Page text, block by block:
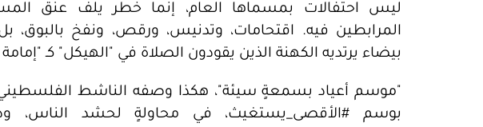
ليس احتفالات بمسماها العام، إنما خطر يلف عنق
المرابطين فيه. اقتحامات، وتدنيس، ورقص، ونفخ بالبوق،
بيضاء يرتديه الكهنة الذين يقودون الصلاة في "الهيكل" كـ
"موسم أعياد بسمعةٍ سيئة"، هكذا وصفه الناشط
بوسم #الأقصى_يستغيث، في محاولةٍ لحشد الناس،